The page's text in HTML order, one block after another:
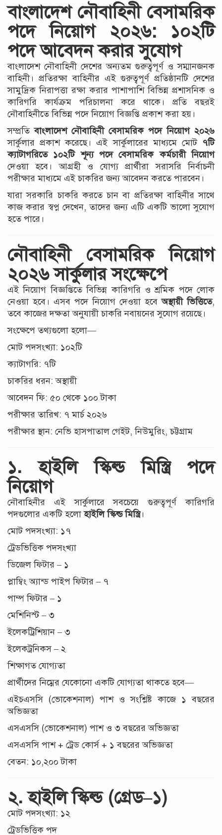
বাংলাদেশ নৌবাহিনী বেসামরিক
পদে নিয়োগ ২০২৬: ১০২টি
পদে আবেদন করার সুযোগ
বাংলাদেশ নৌবাহিনী দেশের অন্যতম গুরুত্বপূর্ণ ও সম্মানজনক
বাহিনী। প্রতিরক্ষা বাহিনীর এই গুরুত্বপূর্ণ প্রতিষ্ঠানটি দেশের
সামুদ্রিক নিরাপত্তা রক্ষা করার পাশাপাশি বিভিন্ন প্রশাসনিক ও
কারিগরি কার্যক্রম পরিচালনা করে থাকে। প্রতি বছরই
নৌবাহিনীতে বিভিন্ন পদে নিয়োগ বিজ্ঞপ্তি প্রকাশ করা হয়।
সম্প্রতিবাংলাদেশ নৌবাহিনী বেসামরিক পদে নিয়োগ ২০২৬
সার্কুলার প্রকাশ করেছে। এই সার্কুলারের মাধ্যমে মোট ৭টি
ক্যাটাগরিতে ১০২টি শূন্য পদে বেসামরিক কর্মচারী নিয়োগ
দেওয়া হবে। আগ্রহী ও যোগ্য প্রার্থীরা সরাসরি নির্বাচনী
পরীক্ষার মাধ্যমে এই চাকরির জন্য আবেদন করতে পারবেন।
যারা সরকারি চাকরি করতে চান বা প্রতিরক্ষা বাহিনীর সাথে
কাজ করার স্বপ্ন দেখেন, তাদের জন্য এটি একটি ভালো সুযোগ
হতে পারে।
নৌবাহিনী বেসামরিক নিয়োগ
২০২৬ সার্কুলার সংক্ষেপে
এই নিয়োগ বিজ্ঞপ্তিতে বিভিন্ন কারিগরি ও শ্রমিক পদে লোক
নেওয়া হবে। এসব পদে নিয়োগ দেওয়া হবেঅস্থায়ী ভিত্তিতে,
তবে কাজের দক্ষতা অনুযায়ী চাকরি নবায়নের সুযোগ রয়েছে।
সংক্ষেপে তথ্যগুলো হলো—
মোট পদসংখ্যা: ১০২টি
ক্যাটাগরি: ৭টি
চাকরির ধরন: অস্থায়ী
আবেদন ফি: ৫০ থেকে ১০০ টাকা
পরীক্ষার তারিখ: ৭ মার্চ ২০২৬
পরীক্ষার স্থান: নেভি হাসপাতাল গেইট, নিউমুরিং, চট্টগ্রাম
১. হাইলি স্কিল্ড মিস্ত্রি পদে
নিয়োগ
নৌবাহিনীর এই সার্কুলারে সবচেয়ে গুরুত্বপূর্ণ কারিগরি
পদগুলোর একটি হলোহাইলি স্কিল্ড মিস্ত্রি।
মোট পদসংখ্যা: ১৭
ট্রেডভিত্তিক পদসংখ্যা
ডিজেল ফিটার – ১
প্লাম্বিং অ্যান্ড পাইপ ফিটার – ৭
পাম্প ফিটার – ১
মেশিনিস্ট – ৩
ইলেকট্রিশিয়ান – ৩
ইলেকট্রনিকস – ২
শিক্ষাগত যোগ্যতা
প্রার্থীদের নিম্নের যেকোনো একটি যোগ্যতা থাকতে হবে—
এইচএসসি (ভোকেশনাল) পাশ ও সংশ্লিষ্ট কাজে ১ বছরের
অভিজ্ঞতা
এসএসসি (ভোকেশনাল) পাশ ও ৩ বছরের অভিজ্ঞতা
এসএসসি পাশ + ট্রেড কোর্স + ১ বছরের অভিজ্ঞতা
বেতন: ১০,২০০ টাকা
২. হাইলি স্কিল্ড (গ্রেড–১)
মোট পদসংখ্যা: ১২
ট্রেডভিত্তিক পদ